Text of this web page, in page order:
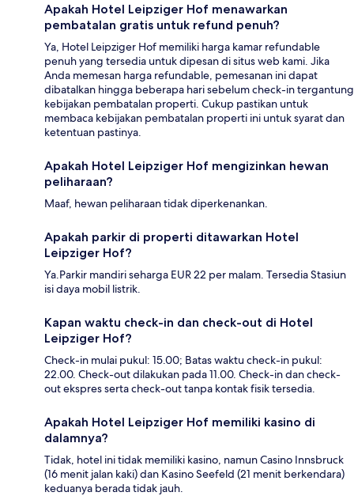
Apakah Hotel Leipziger Hof menawarkan
pembatalan gratis untuk refund penuh?
Ya, Hotel Leipziger Hof memiliki harga kamar refundable
penuh yang tersedia untuk dipesan di situs web kami. Jika
Anda memesan harga refundable, pemesanan ini dapat
dibatalkan hingga beberapa hari sebelum check-in tergantung
kebijakan pembatalan properti. Cukup pastikan untuk
membaca kebijakan pembatalan properti ini untuk syarat dan
ketentuan pastinya.
Apakah Hotel Leipziger Hof mengizinkan hewan
peliharaan?
Maaf, hewan peliharaan tidak diperkenankan.
Apakah parkir di properti ditawarkan Hotel
Leipziger Hof?
Ya.Parkir mandiri seharga EUR 22 per malam. Tersedia Stasiun
isi daya mobil listrik.
Kapan waktu check-in dan check-out di Hotel
Leipziger Hof?
Check-in mulai pukul: 15.00; Batas waktu check-in pukul:
22.00. Check-out dilakukan pada 11.00. Check-in dan check-
out ekspres serta check-out tanpa kontak fisik tersedia.
Apakah Hotel Leipziger Hof memiliki kasino di
dalamnya?
Tidak, hotel ini tidak memiliki kasino, namun Casino Innsbruck
(16 menit jalan kaki) dan Kasino Seefeld (21 menit berkendara)
keduanya berada tidak jauh.